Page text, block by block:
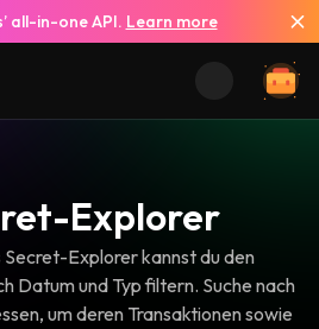
all-in-one API. Learn more
Explorer
Explorer kannst du den
Datum und Typ filtern. Suche nach
um deren Transaktionen sowie